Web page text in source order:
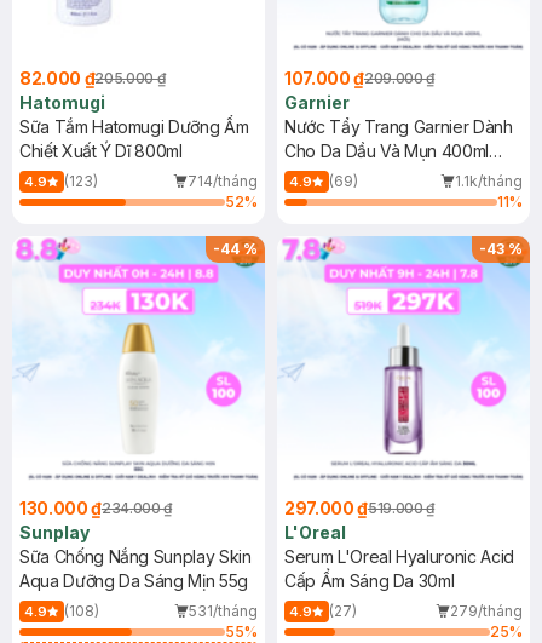
82.000 ₫205.000 ₫
Hatomugi
Sữa Tắm Hatomugi Dưỡng Ẩm
Chiết Xuất Ý Dĩ 800ml
4.9 (123)
714/tháng
52%
107.000 ₫209.000 ₫
Garnier
Nước Tẩy Trang Garnier Dành
Cho Da Dầu Và Mụn 400ml
(Mới)
4.9 (69)
1.1k/tháng
11%
-44%
130.000 ₫234.000 ₫
Sunplay
Sữa Chống Nắng Sunplay Skin
Aqua Dưỡng Da Sáng Mịn 55g
4.9 (108)
531/tháng
55%
-43%
297.000 ₫519.000 ₫
L'Oreal
Serum L'Oreal Hyaluronic Acid
Cấp Ẩm Sáng Da 30ml
4.9 (27)
279/tháng
25%